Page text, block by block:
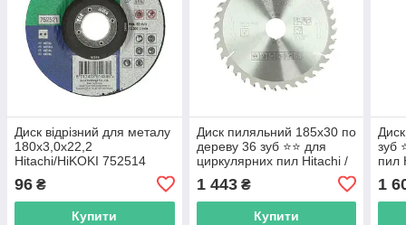
Диск відрізний для металу
180х3,0х22,2
Hitachi/HiKOKI 752514
96 ₴
Купити
Диск пиляльний 185х30 по
дереву 36 зуб ⭐️⭐️ для
циркулярних пил Hitachi /
1 443₴
Купити
зуб
пил
1